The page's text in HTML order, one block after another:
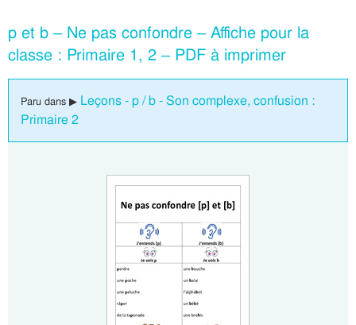
p et b – Ne pas confondre – Affiche pour la
classe : Primaire 1, 2 – PDF à imprimer
Paru dans ▶ Leçons - p / b - Son complexe, confusion :
Primaire 2